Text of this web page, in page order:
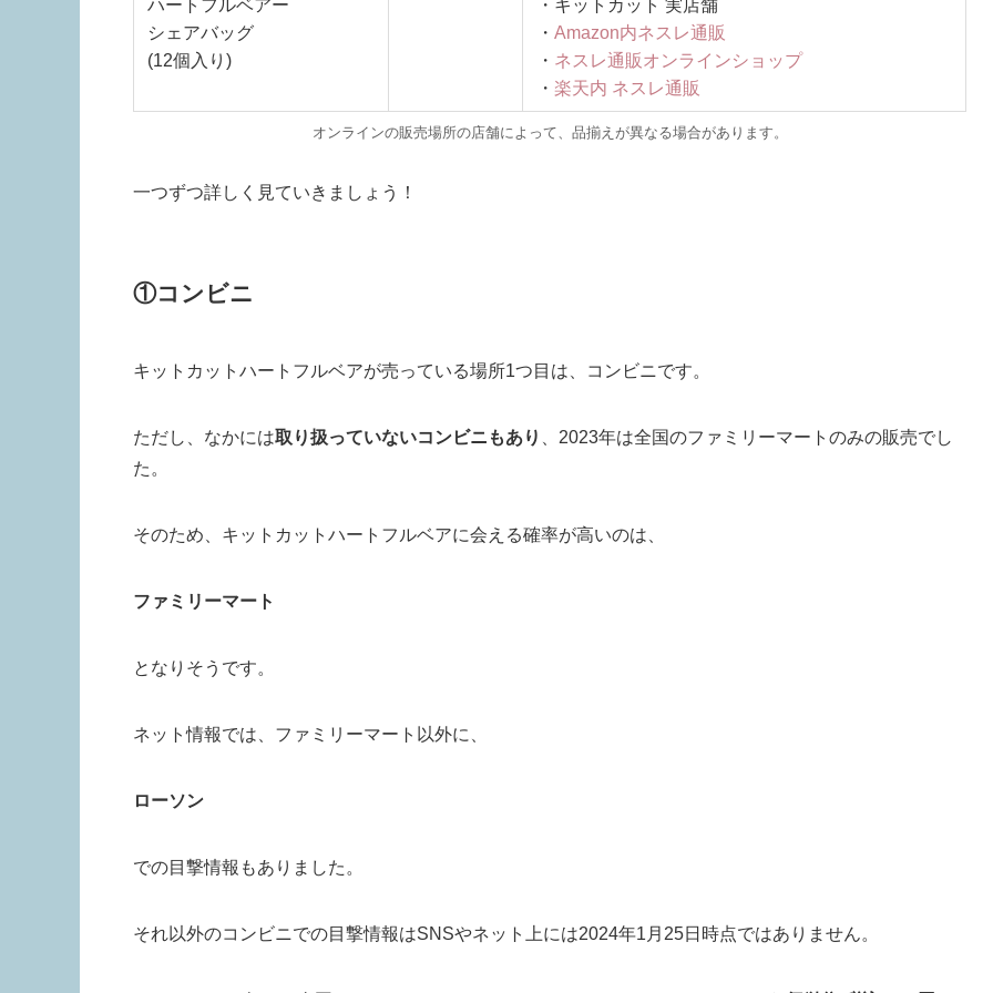
ハートフルベアー
シェアバッグ
(12個入り)
・キットカット 実店舗
・ Amazon内ネスレ通販
・ ネスレ通販オンラインショップ
・ 楽天内 ネスレ通販
オンラインの販売場所の店舗によって、品揃えが異なる場合があります。
一つずつ詳しく見ていきましょう！
①コンビニ
キットカットハートフルベアが売っている場所1つ目は、コンビニです。
ただし、 なかには取り扱っていないコンビニもあり
、2023年は全国のファミリーマートのみの販売でし
た。
そのため、キットカットハートフルベアに会える確率が高いのは、
ファミリーマート
となりそうです。
ネット情報では、ファミリーマート以外に、
ローソン
での目撃情報もありました。
それ以外のコンビニでの目撃情報はSNSやネット上には2024年1月25日時点ではありません。